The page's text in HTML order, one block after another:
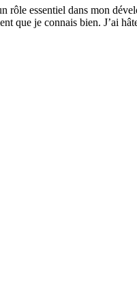
essentiel dans mon
que je connais bien. J’ai